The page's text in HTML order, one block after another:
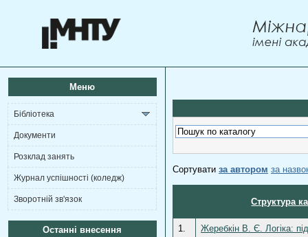
Меню
Бібліотека
Документи
Розклад занять
Журнал успішності (коледж)
Зворотній зв'язок
Останні внесення
Сортувати за автором за
Структура
1.
Жеребкін В. Є. Логіка: